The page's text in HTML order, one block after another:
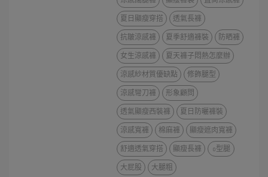
夏日顯瘦穿搭
透氣長褲
抗皺涼感褲
夏季舒適褲裝
防晒褲
女生涼感褲
夏天褲子悶熱怎麼辦
涼感紗材質優缺點
修飾腿型
涼感彎刀褲
形象顧問
透氣顯瘦西裝褲
夏日防曬褲裝
涼感寬褲
棉麻褲
顯瘦遮肉寬褲
舒適透氣穿搭
顯瘦長褲
o型腿
大屁股
大腿粗